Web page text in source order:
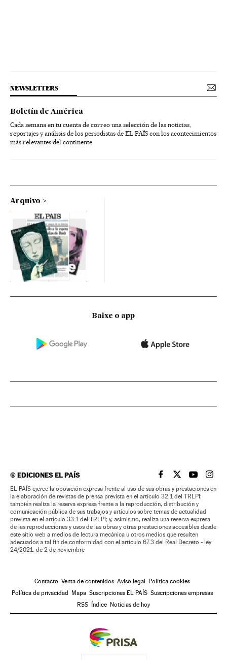
NEWSLETTERS
Boletín de América
Cada semana en tu cuenta de correo una selección de las noticias,
reportajes y análisis de los periodistas de EL PAÍS con los acontecimientos
más relevantes del continente.
Arquivo
Baixe o app
©EDICIONES EL PAÍS EL PAÍS BRASIL EN
EL PAÍSEL PAÍS
EL
EL PAÍS ejerce la oposición expresa frente al uso de sus obras y prestaciones en
la elaboración de revistas de prensa prevista en el artículo 32.1 del TRLPI;
también realiza la reserva expresa frente a la reproducción, distribución y
comunicación pública de sus trabajos y artículos sobre temas de actualidad
prevista en el artículo 33.1 del TRLPI; y, asimismo, realiza una reserva expresa
de las reproducciones y usos de las obras y otras prestaciones accesibles desde
este sitio web a medios de lectura mecánica u otros medios que resulten
adecuados a tal fin de conformidad con el artículo 67.3 del Real Decreto - ley
24/2021, de 2 de noviembre
Contacto Venta de contenidos Aviso legal
Política cookies
Política de privacidad
Mapa Suscripciones EL PAÍS Suscripciones empresas
RSS
Índice Noticias de hoy